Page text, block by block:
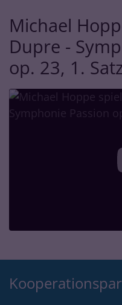
Zum Inhalt springen
Michael
Dupre -
op. 23, 1.